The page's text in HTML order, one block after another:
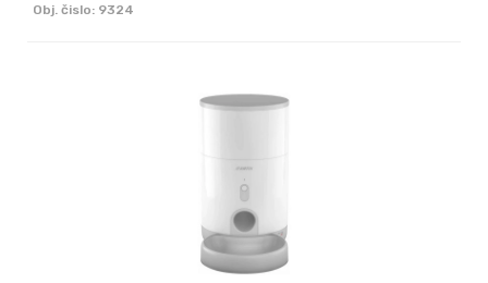
Obj. čislo: 9324